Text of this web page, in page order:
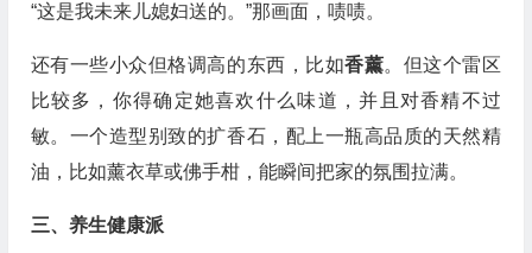
“这是我未来儿媳妇送的。”那画面，啧啧。
还有一些小众但格调高的东西，比如香薰。但这个雷区
比较多，你得确定她喜欢什么味道，并且对香精不过
敏。一个造型别致的扩香石，配上一瓶高品质的天然精
油，比如薰衣草或佛手柑，能瞬间把家的氛围拉满。
三、养生健康派